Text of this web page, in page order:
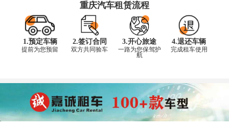
重庆汽车租赁流程
1.预定车辆
提前为您预留
2.签订合同
双方共同验车
3.开心旅途
一路为您保驾护
航
4.退还车辆
完成租车使用